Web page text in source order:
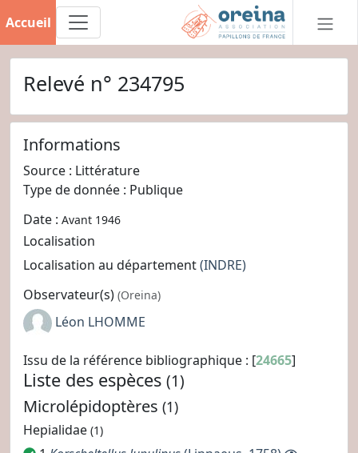
Accueil
Relevé n° 234795
Informations
Source : Littérature
Type de donnée : Publique
Date : Avant 1946
Localisation
Localisation au département(INDRE)
Observateur(s) (Oreina)
Léon LHOMME
Issu de la référence bibliographique : [24665]
Liste des espèces (1)
Microlépidoptères (1)
Hepialidae (1)